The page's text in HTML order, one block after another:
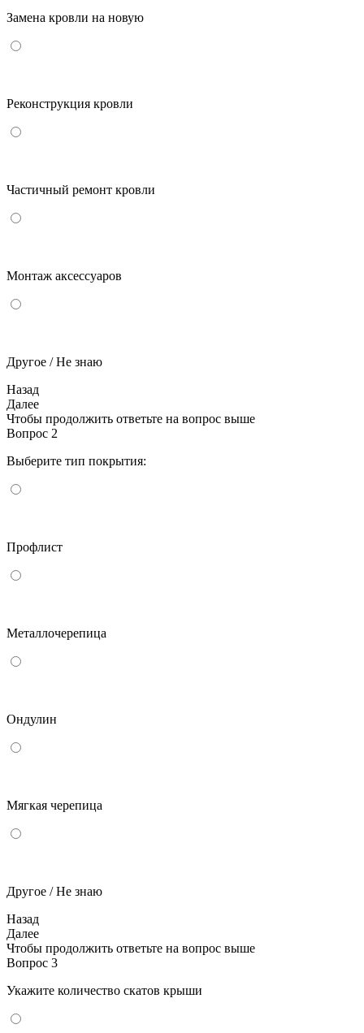
Замена кровли на новую
Реконструкция кровли
Частичный ремонт кровли
Монтаж аксессуаров
Другое / Не знаю
Назад
Далее
Чтобы продолжить ответьте на вопрос выше
Вопрос 2
Выберите тип покрытия:
Профлист
Металлочерепица
Ондулин
Мягкая черепица
Другое / Не знаю
Назад
Далее
Чтобы продолжить ответьте на вопрос выше
Вопрос 3
Укажите количество скатов крыши